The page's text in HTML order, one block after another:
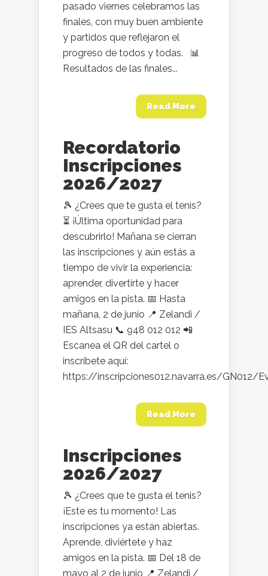
pasado viernes celebramos las
finales, con muy buen ambiente
y partidos que reflejaron el
progreso de todos y todas. 📊
Resultados de las finales...
Read More
Recordatorio
Inscripciones
2026/2027
🎾 ¿Crees que te gusta el tenis?
⏳ ¡Última oportunidad para
descubrirlo! Mañana se cierran
las inscripciones y aún estás a
tiempo de vivir la experiencia:
aprender, divertirte y hacer
amigos en la pista. 📅 Hasta
mañana, 2 de junio 📍 Zelandi /
IES Altsasu 📞 948 012 012 📲
Escanea el QR del cartel o
inscríbete aquí:
https://inscripciones012.navarra.es/GN012/
Read More
Inscripciones
2026/2027
🎾 ¿Crees que te gusta el tenis?
¡Este es tu momento! Las
inscripciones ya están abiertas.
Aprende, diviértete y haz
amigos en la pista. 📅 Del 18 de
mayo al 2 de junio 📍 Zelandi /